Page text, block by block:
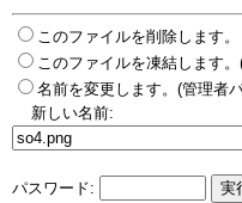
このファイルを削除します。
このファイルを凍結します
名前を変更します。(管理者
新しい名前:
パスワード: